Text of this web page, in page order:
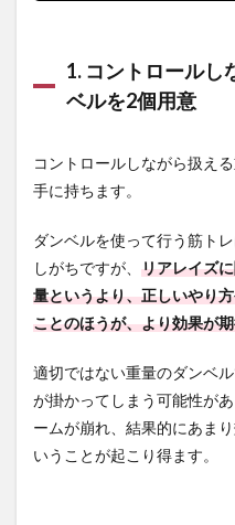
ダン
ベ
ル・
ズ
5.3
トオ
ーバ
ー・
ケー
ブ
リア
レイ
ズ
5.4
シー
1. コントロールし
ベルを2個用意
コントロールしながら扱え
手に持ちます。
ダンベルを使って行う筋ト
しがちですが、 リアレイズ
量というより、正しいやり
ことのほうが、より効果が
適切ではない重量のダンベ
が掛かってしまう可能性が
ームが崩れ、結果的にあま
いうことが起こり得ます。